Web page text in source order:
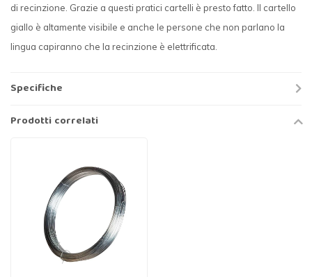
di recinzione. Grazie a questi pratici cartelli è presto fatto. Il cartello
giallo è altamente visibile e anche le persone che non parlano la
lingua capiranno che la recinzione è elettrificata.
Specifiche
Prodotti correlati